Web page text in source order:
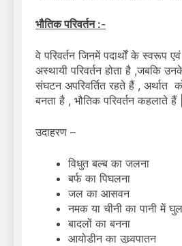
भौतिक परिवर्तन :-
वे परिवर्तन जिनमें पदार्थों के स्वरूप
अस्थायी परिवर्तन होता है ,जबकि
संघटन अपरिवर्तित रहते हैं , अर्थात
बनता है , भौतिक परिवर्तन कहलाते हैं |
उदाहरण –
विधुत बल्ब का जलना
बर्फ का पिघलना
जल का आसवन
नमक या चीनी का पानी में
बादलों का बनना
आयोडीन का उध्र्वपातन